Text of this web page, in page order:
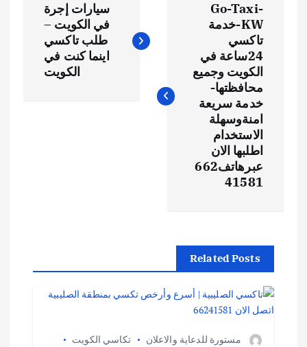
Go-Taxi-
KW-خدمة
تاكسي
24ساعة في
الكويت وجميع
محافظتها-
خدمة سريعة
امنةوسهلة
الاستخدام
اطلبها الان
عبرهاتف662
41581
سيارات إجرة
في الكويت –
طلب تاكسي
اينما كنت في
الكويت
Related Posts
مستورة للدعاية والاعلان
تكاسي الكويت